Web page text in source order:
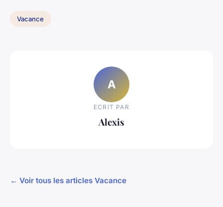
Vacance
A
ECRIT PAR
Alexis
← Voir tous les articles Vacance